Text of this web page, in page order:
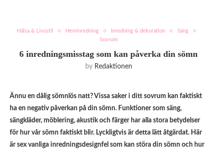
Hälsa & Livsstil Heminredning Inredning & dekoration
Säng
Sovrum
6 inredningsmisstag som kan påverka din sömn
by Redaktionen
Ännu en dålig sömnlös natt? Vissa saker i ditt sovrum kan faktiskt
ha en negativ påverkan på din sömn. Funktioner som säng,
sängkläder, möblering, akustik och färger har alla stora betydelser
för hur vår sömn faktiskt blir. Lyckligtvis är detta lätt åtgärdat. Här
är sex vanliga inredningsdesignfel som kan störa din sömn och hur